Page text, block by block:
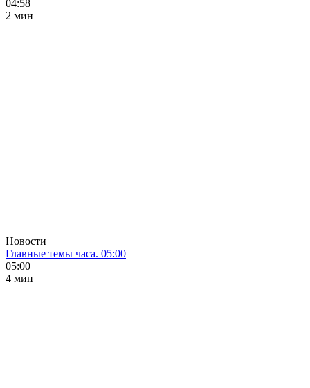
04:58
2 мин
Новости
Главные темы часа. 05:00
05:00
4 мин